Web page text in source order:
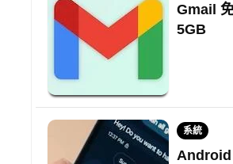
Gmail
5GB
系統
Android